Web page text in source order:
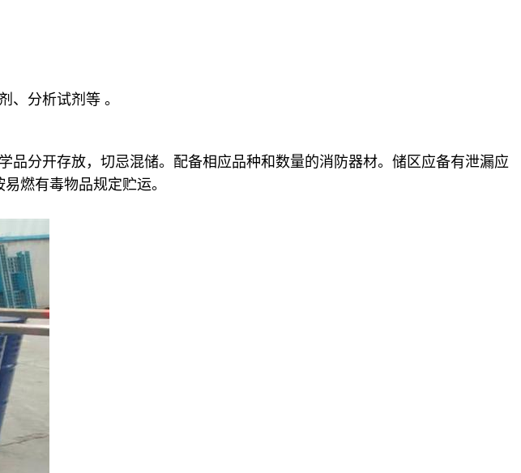
、分析试剂等 。
分开存放，切忌混储。配备相应品种和数量的消防器材。储区应备有泄漏应
燃有毒物品规定贮运。